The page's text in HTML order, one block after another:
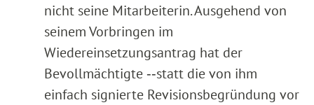
nicht seine Mitarbeiterin. Ausgehend von
seinem Vorbringen im
Wiedereinsetzungsantrag hat der
Bevollmächtigte ‑‑statt die von ihm
einfach signierte Revisionsbegründung vor